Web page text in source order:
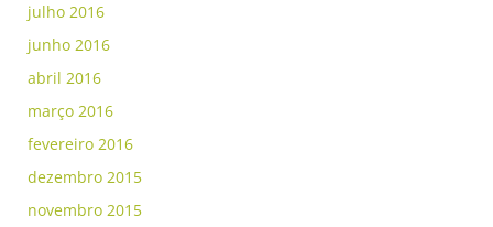
julho 2016
junho 2016
abril 2016
março 2016
fevereiro 2016
dezembro 2015
novembro 2015